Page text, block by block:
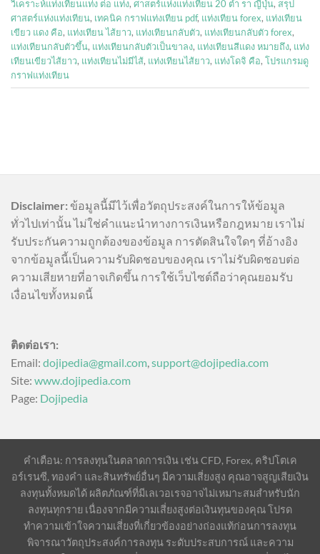
วิเคราะห์แท่งเทียนแท่ง ต่อ แท่ง, ศาสตร์แห่งแท่งเทียน 20 ตํา รา ญี่ปุ่น, สรุป
ศาสตร์แห่งแท่งเทียน, เทคนิค กราฟแท่งเทียน pdf, แท่งเทียน forex, แท่งเทียน
เขียว แดง คือ, แท่งเทียน ไส้ยาว, แท่งเทียนกลับตัว, แท่งเทียนกลับตัว forex,
แท่งเทียนกลับตัวขึ้น, แท่งเทียนกลับตัวเป็นขาลง, แท่งเทียนสีแดง หมายถึง, แท่ง
เทียนเขียวไส้ยาว, แท่งเทียนไม่มีไส้, แท่งเทียนไส้ยาว, แท่งโดจิ คือ, โปรแกรมดู
กราฟแท่งเทียน
Disclaimer: ข้อมูลนี้มีไว้เพื่อวัตถุประสงค์ในการให้ข้อมูล
ทั่วไปเท่านั้น ไม่ใช่คำแนะนำทางการเงินหรือกฎหมาย เราไม่
รับประกันความถูกต้องของข้อมูล การตัดสินใจใดๆ ที่อ้างอิง
จากข้อมูลนี้เป็นความรับผิดชอบของคุณ เราไม่รับผิดชอบต่อ
ความเสียหายที่อาจเกิดขึ้น การใช้เว็บไซต์ถือว่าคุณยอมรับ
เงื่อนไขทั้งหมดนี้
ติดต่อเรา:
Email: dojipedia@gmail.com,support@dojipedia.com
Site: www.dojipedia.com
Page: Dojipedia
คำเตือน: การลงทุนในตลาดการเงิน เช่น CFD, Forex, คริปโตเค
อร์เรนซี, ทองคำ และสินทรัพย์อื่นๆ มีความเสี่ยงสูง คุณอาจสูญเสียเงิน
ลงทุนทั้งหมดได้ ผลิตภัณฑ์ที่มีเลเวอเรจอาจไม่เหมาะสมสำหรับนัก
ลงทุนทุกราย เนื่องจากมีความเสี่ยงสูงต่อเงินทุนของคุณ โปรด
ทำความเข้าใจความเสี่ยงที่เกี่ยวข้องอย่างถ่องแท้ก่อนการลงทุน
พิจารณาวัตถุประสงค์การลงทุน ระดับประสบการณ์ และความ